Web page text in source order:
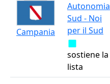
Campania
Autonomia
Sud - Noi
per il Sud
sostiene la
lista